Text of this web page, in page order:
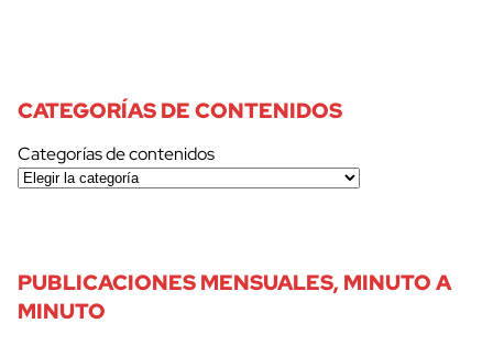
CATEGORÍAS DE CONTENIDOS
Categorías de contenidos
PUBLICACIONES MENSUALES, MINUTO A
MINUTO